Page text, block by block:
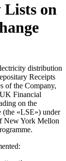
on
distribution
Receipts
of the Company,
Financial
on the
(the «LSE») under
New York Mellon